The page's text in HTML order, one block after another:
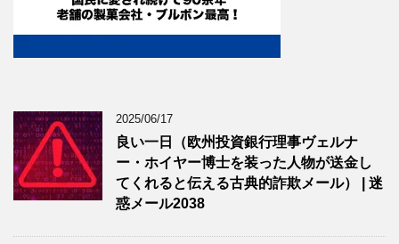
2025/06/17
良い一日（欧州投資銀行理事ヴェルナ
ー・ホイヤー博士を装った人物が送金し
てくれると伝える古典的詐欺メール） | 迷
惑メール2038